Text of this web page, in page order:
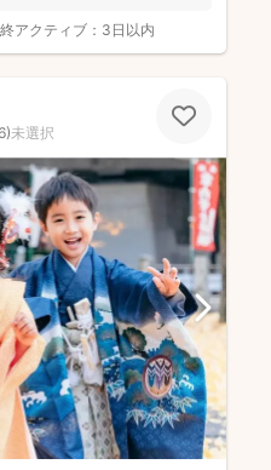
アクティブ： 3日以内
)未選択